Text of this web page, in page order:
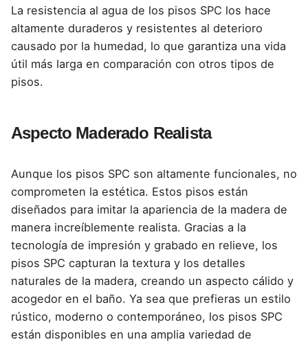
La resistencia al agua de los pisos SPC los hace
altamente duraderos y resistentes al deterioro
causado por la humedad, lo que garantiza una vida
útil más larga en comparación con otros tipos de
pisos.
Aspecto Maderado Realista
Aunque los pisos SPC son altamente funcionales, no
comprometen la estética. Estos pisos están
diseñados para imitar la apariencia de la madera de
manera increíblemente realista. Gracias a la
tecnología de impresión y grabado en relieve, los
pisos SPC capturan la textura y los detalles
naturales de la madera, creando un aspecto cálido y
acogedor en el baño. Ya sea que prefieras un estilo
rústico, moderno o contemporáneo, los pisos SPC
están disponibles en una amplia variedad de